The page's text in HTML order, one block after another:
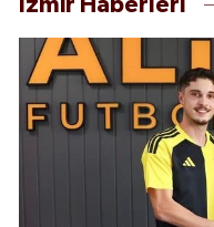
İzmir Haberleri